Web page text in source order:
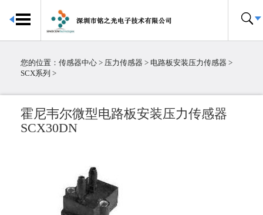
首页
倾角传感器
陀螺仪传感器
您的位置： 传感器中心 > 压力传感器 > 电路板安装压力传感器 >
SCX系列 >
霍尼韦尔微型电路板安装压力传感器
SCX30DN